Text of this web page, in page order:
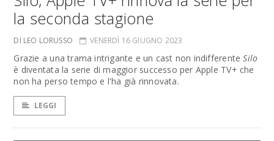
la seconda stagione
DI LEO LORUSSO VENERDÌ 16 GIUGNO 2023
Grazie a una trama intrigante e un cast non indifferenteSilo
è diventata la serie di maggior successo per Apple TV+ che
non ha perso tempo e l'ha già rinnovata.
LEGGI